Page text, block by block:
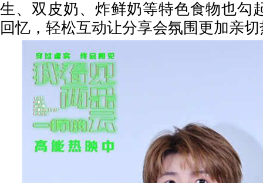
生、双皮奶、炸鲜奶等特色食物也勾
回忆，轻松互动让分享会氛围更加亲